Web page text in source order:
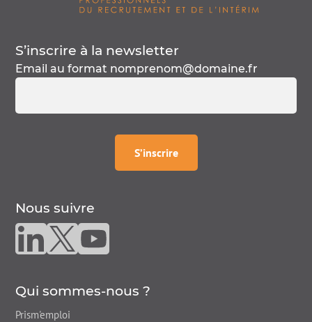
S’inscrire à la newsletter
Email au format nomprenom@domaine.fr
S’inscrire
à lanewsletter
Nous suivre
Nous suivre sur linkedin
Nous suivre sur twitter
Nous suivre sur youtube
Qui sommes-nous ?
Prism'emploi